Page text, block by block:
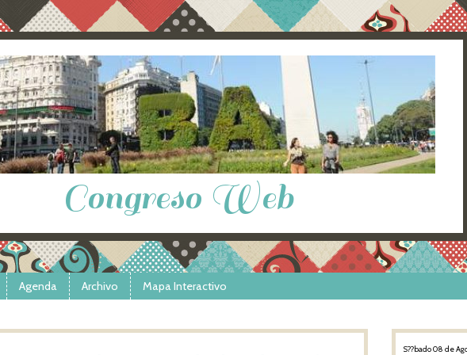
Congreso Web
Agenda Archivo Mapa Interactivo
S??bado 08 de